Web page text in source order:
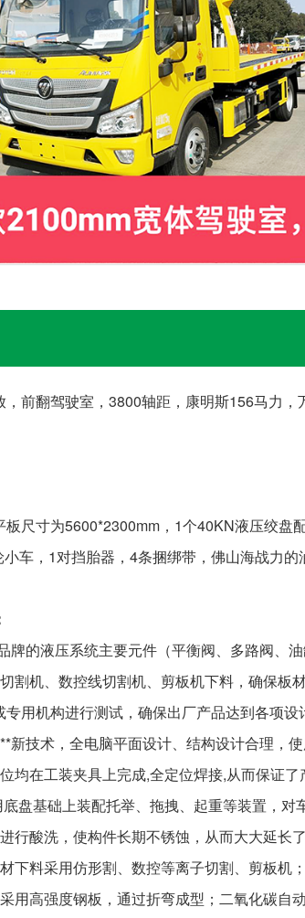
，前翻驾驶室，3800轴距，康明斯156马力
尺寸为5600*2300mm，1个40KN液压绞
车，1对挡胎器，4条捆绑带，佛山海战力
牌的液压系统主要元件（平衡阀、多路阀、
割机、数控线切割机、剪板机下料，确保
用机构进行测试，确保出厂产品达到各项设
新技术，全电脑平面设计、结构设计合理，
均在工装夹具上完成,全定位焊接,从而保证
盘基础上装配托举、拖拽、起重等装置，对
行酸洗，使构件长期不锈蚀，从而大大延长
下料采用仿形割、数控等离子切割、剪板机；
用高强度钢板，通过折弯成型；二氧化碳自